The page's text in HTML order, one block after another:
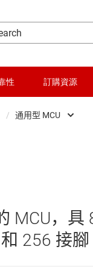
性 訂購資源
邏輯和電壓轉換
隔離
/ 通用型 MCU
感測
車用
MCU，
256 接腳